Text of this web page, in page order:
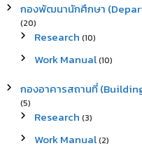
กองพัฒนานักศึกษา
(20)
Research (10)
Work Manual(10)
กองอาคารสถานที่
(5)
Research (3)
Work Manual(2)